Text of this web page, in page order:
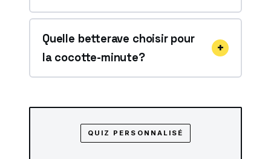
Quelle betterave choisir pour
la cocotte-minute?
QUIZ PERSONNALISÉ